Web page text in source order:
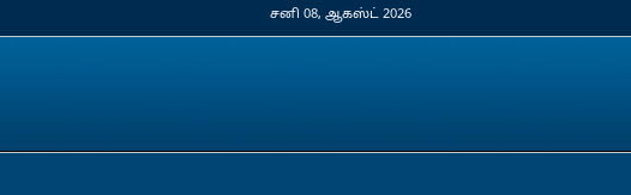
சனி 08, ஆகஸ்ட் 2026